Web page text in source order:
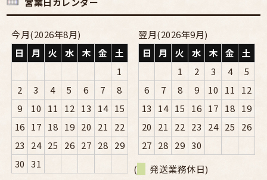
今月(2026年8月)
日
月 火 水 木 金
土
1
2
3 4 5 6 7
8
9
10 11 12 13 14 15
16 17 18 19 20 21
22
23
24 25 26 27 28 29
30 31
翌月(2026年9月)
日
月 火 水 木 金
土
1
2 3 4
5
6
7 8 9 10 11
12
13
14 15 16 17 18 19
20
21 22 23 24 25
26
27 28 29 30
(
発送業務休日)